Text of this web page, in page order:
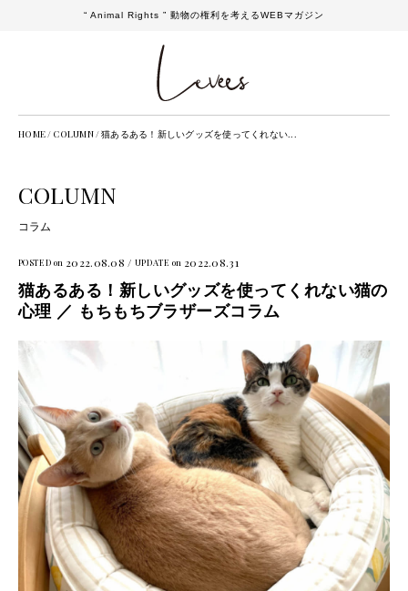
“ Animal Rights ” 動物の権利を考えるWEBマガジン
HOME / COLUMN /猫あるある！新しいグッズを使ってくれない...
COLUMN
コラム
POSTED on 2022.08.08 / UPDATE on 2022.08.31
猫あるある！新しいグッズを使ってくれない猫の
心理 ／ もちもちブラザーズコラム